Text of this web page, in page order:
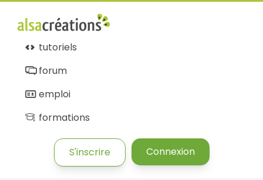
tutoriels
forum
emploi
formations
S'inscrire Connexion